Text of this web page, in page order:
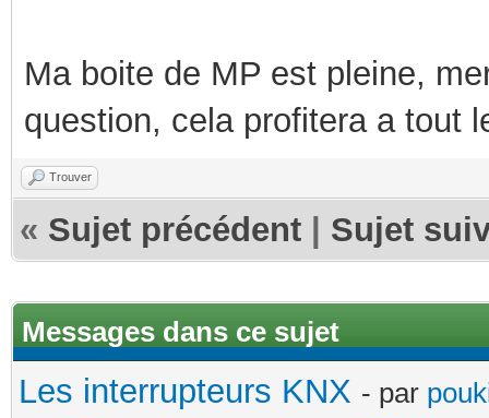
Ma boite de MP est pleine,
question, cela profitera a tout
Trouver
« Sujet précédent Sujet
Messages dans ce sujet
Les interrupteurs KNX - par